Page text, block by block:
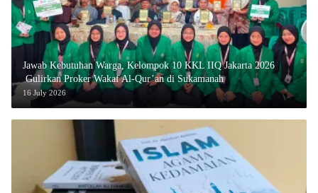
Jawab Kebutuhan Warga, Kelompok 10 KKL IIQ Jakarta 2026
Gulirkan Proker Wakaf Al-Qur’an di Sukamanah
16 July 2026